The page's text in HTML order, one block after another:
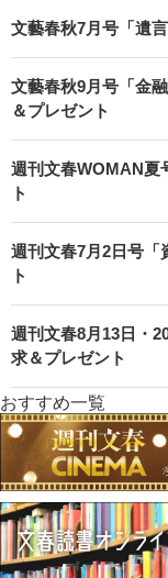
文藝春秋7月号「遺
文藝春秋9月号「金
＆プレゼント
週刊文春WOMAN夏
ト
週刊文春7月2日号「
ト
週刊文春8月13日・
求＆プレゼント
おすすめ一覧